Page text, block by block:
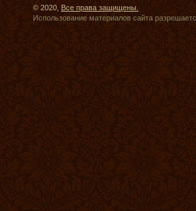
© 2020,Все права защищены.
Использование материалов сайта